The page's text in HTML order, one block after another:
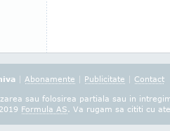
| Abonamente | Publicitate | Contact
sau folosirea partiala sau in
Formula AS. Va rugam sa cititi cu